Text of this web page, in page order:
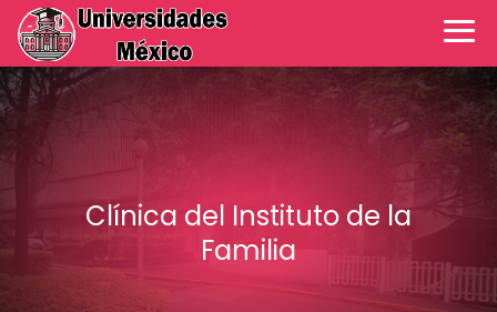
Clínica del Instituto de la
Familia